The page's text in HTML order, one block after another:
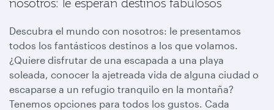
Descubra el mundo con nosotros: le presentamos
todos los fantásticos destinos a los que volamos.
¿Quiere disfrutar de una escapada a una playa
soleada, conocer la ajetreada vida de alguna ciudad o
escaparse a un refugio tranquilo en la montaña?
Tenemos opciones para todos los gustos. Cada